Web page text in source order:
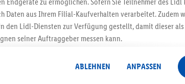
Jetzt zum Newsletter anmelden
Gutschein sichern!
Daten aus Ihrem Filial-Kaufverhalten verarbeitet. Zudem
den Lidl-Diensten zur Verfügung gestellt, damit dieser als
seiner Auftraggeber messen kann.
von Daten (z.B. über Ihre Nutzung der Lidl-
aus Ihrem Kundenkonto - z.B. Alter oder Geschlecht -
ABLEHNEN ANPASSEN